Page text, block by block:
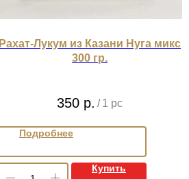
Рахат-Лукум из Казани Нуга микс
300 гр.
350 р. / 1 pc
Подробнее
Купить